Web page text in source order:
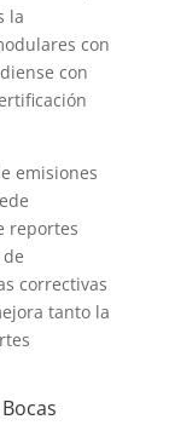
la
con
con
emisiones
reportes
correctivas
tanto la